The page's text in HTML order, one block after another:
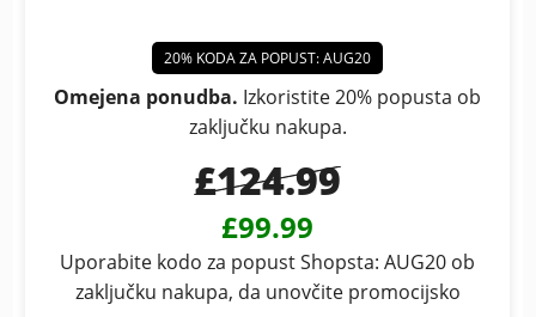
20% KODA ZA POPUST: AUG20
Omejena ponudba. Izkoristite 20% popusta ob
zaključku nakupa.
£124.99
£99.99
Uporabite kodo za popust Shopsta: AUG20 ob
zaključku nakupa, da unovčite promocijsko